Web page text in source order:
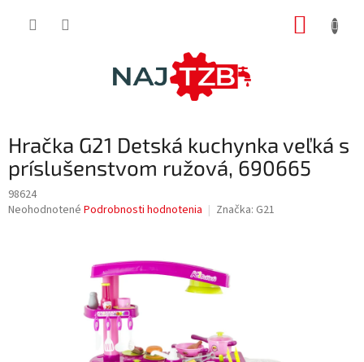
Hračka G21 Detská kuchynka veľká s
príslušenstvom ružová, 690665
98624
Priemerné
Neohodnotené Podrobnosti hodnotenia Značka: G21